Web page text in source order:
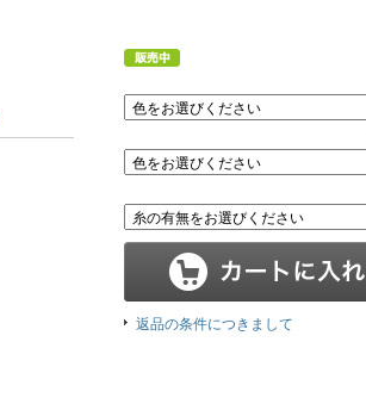
返品の条件につきまして